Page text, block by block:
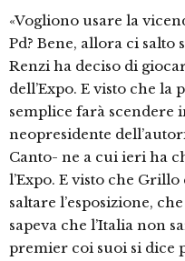
«Vogliono usare la
Pd? Bene, allora ci salto
Renzi ha deciso di
dell’Expo. E visto che la
semplice farà scendere
neopresidente
Canto- ne a cui ieri ha
l’Expo. E visto che
saltare l’esposizione,
sapeva che l’Italia non
premier coi suoi si dice